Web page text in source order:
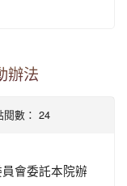
辦法
閱數： 24
會委託本院辦